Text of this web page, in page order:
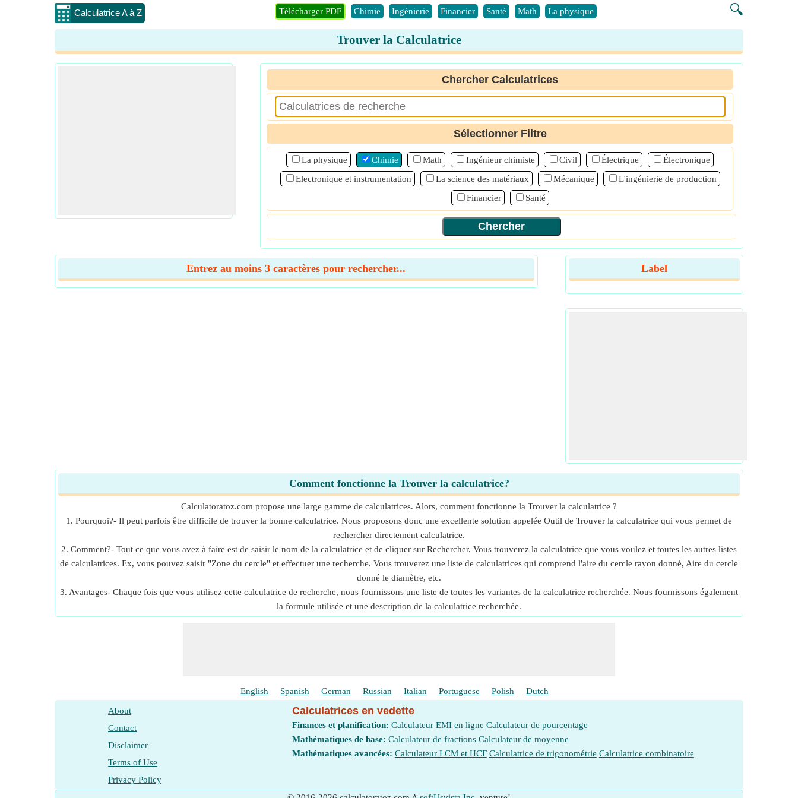
Calculatrice A à Z 🔍
Télécharger PDF Chimie Ingénierie Financier Santé Math La physique
Trouver la Calculatrice
Chercher Calculatrices
Sélectionner Filtre
La physique Chimie Math Ingénieur chimiste Civil Électrique
Électronique
Electronique et instrumentation
La science des matériaux Mécanique
L'ingénierie de production
Financier
Santé
Entrez au moins 3 caractères pour rechercher... Label
Comment fonctionne la Trouver la calculatrice?
Calculatoratoz.com propose une large gamme de calculatrices. Alors, comment fonctionne la Trouver la calculatrice ?
1. Pourquoi?- Il peut parfois être difficile de trouver la bonne calculatrice. Nous proposons donc une excellente solution appelée Outil de Trouver la calculatrice qui vous permet de
rechercher directement calculatrice.
2. Comment?- Tout ce que vous avez à faire est de saisir le nom de la calculatrice et de cliquer sur Rechercher. Vous trouverez la calculatrice que vous voulez et toutes les autres listes
de calculatrices. Ex, vous pouvez saisir "Zone du cercle" et effectuer une recherche. Vous trouverez une liste de calculatrices qui comprend l'aire du cercle rayon donné, Aire du cercle
donné le diamètre, etc.
3. Avantages- Chaque fois que vous utilisez cette calculatrice de recherche, nous fournissons une liste de toutes les variantes de la calculatrice recherchée. Nous fournissons également
la formule utilisée et une description de la calculatrice recherchée.
English Spanish German Russian Italian Portuguese Polish Dutch
About
Contact
Disclaimer
Terms of Use
Privacy Policy
Calculatrices en vedette
Finances et planification: Calculateur EMI en ligne Calculateur de pourcentage
Mathématiques de base: Calculateur de fractions Calculateur de moyenne
Mathématiques avancées: Calculateur LCM et HCF Calculatrice de trigonométrie Calculatrice combinatoire